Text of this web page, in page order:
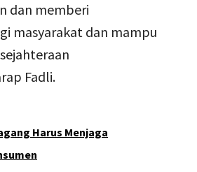
dan memberi
masyarakat dan mampu
Fadli.
Harus Menjaga